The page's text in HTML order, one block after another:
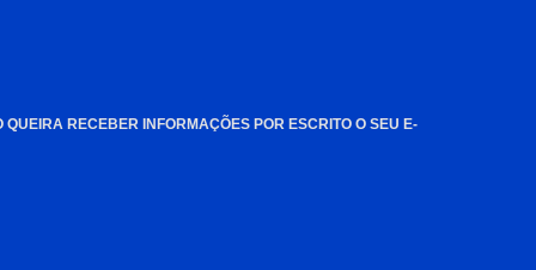
RECEBER INFORMAÇÕES POR ESCRITO O SEU E-